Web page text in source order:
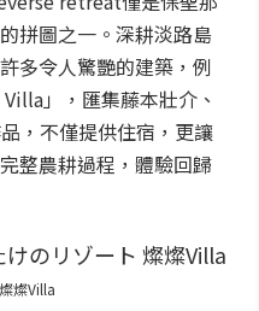
拼圖之一。深耕淡路島
多令人驚艷的建築，例
」，匯集藤本壯介、
，不僅提供住宿，更讓
整農耕過程，體驗回歸
燦Villa